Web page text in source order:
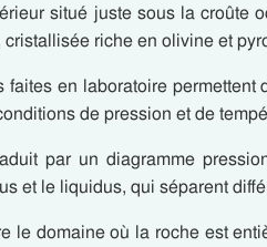
situé juste sous la croûte
riche en olivine et
faites en laboratoire permettent
de pression et de
par un diagramme
et le liquidus, qui séparent
le domaine où la roche est